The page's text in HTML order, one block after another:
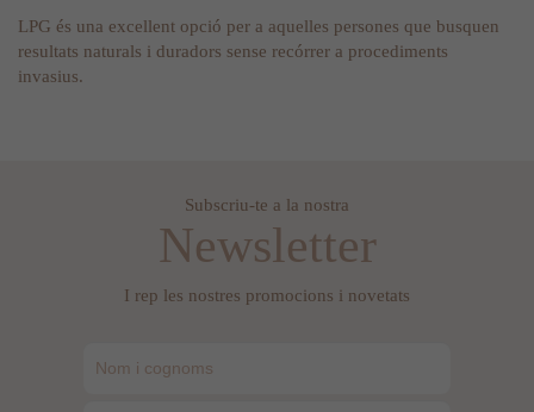
LPG és una excellent opció per a aquelles persones que busquen
resultats naturals i duradors sense recórrer a procediments
invasius.
Subscriu-te a la nostra
Newsletter
I rep les nostres promocions i novetats